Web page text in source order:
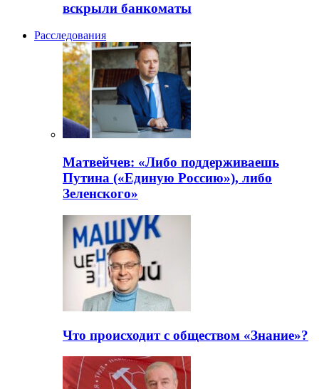
вскрыли банкоматы
Расследования
Матвейчев: «Либо поддерживаешь
Путина («Единую Россию»), либо
Зеленского»
Что происходит с обществом «Знание»?